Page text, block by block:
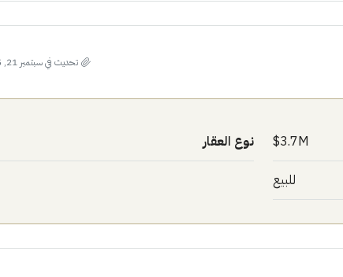
تحديث في سبتمبر 21, 2025 في 11:58 م
3.7M$ نوع العقار
للبيع